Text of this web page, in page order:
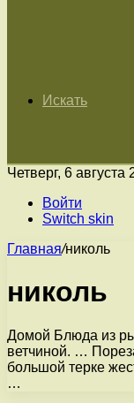
Искать
Четверг, 6 августа
Войти
Switch skin
Главная/николь
николь
Домой Блюда из
ветчиной. …
большой терке
…